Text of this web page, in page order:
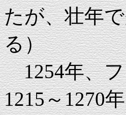
たが、壮年
る）
1254年、フ
1215～1270